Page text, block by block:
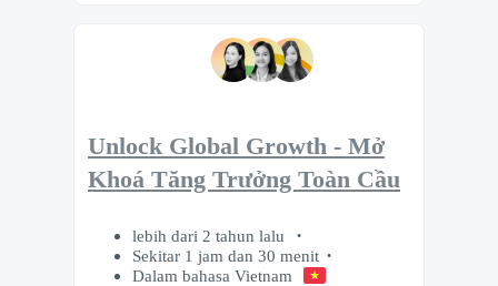
Unlock Global Growth - Mở
Khoá Tăng Trưởng Toàn Cầu
lebih dari 2 tahun lalu
Sekitar 1 jam dan 30 menit
Dalam bahasa Vietnam